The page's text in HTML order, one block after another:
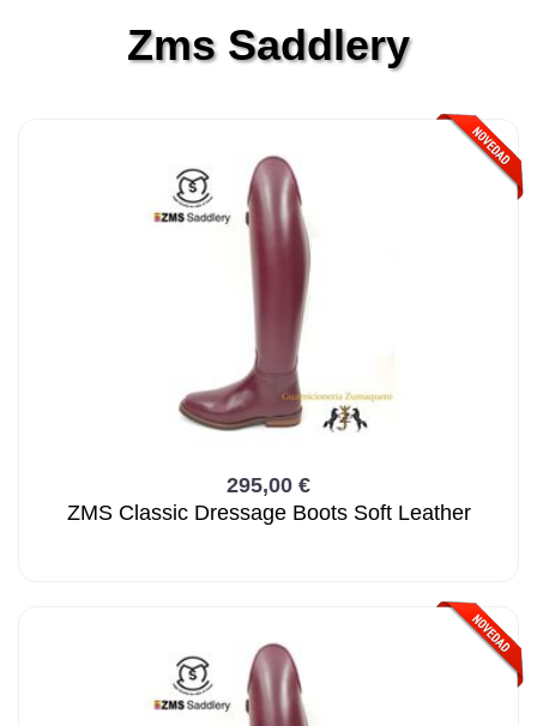
Zms Saddlery
295,00 €
ZMS Classic Dressage Boots Soft Leather